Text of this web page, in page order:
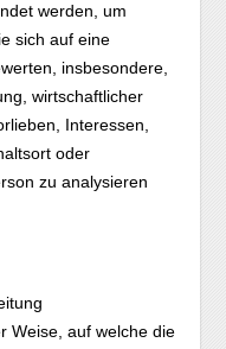
werden, um
sich auf eine
insbesondere,
wirtschaftlicher
Interessen,
oder
zu analysieren
Weise, auf welche die